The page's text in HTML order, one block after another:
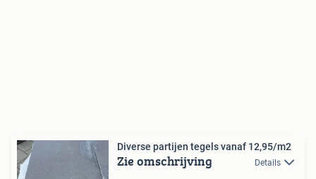
Diverse partijen tegels vanaf 12,95/m2
Zie omschrijving Details